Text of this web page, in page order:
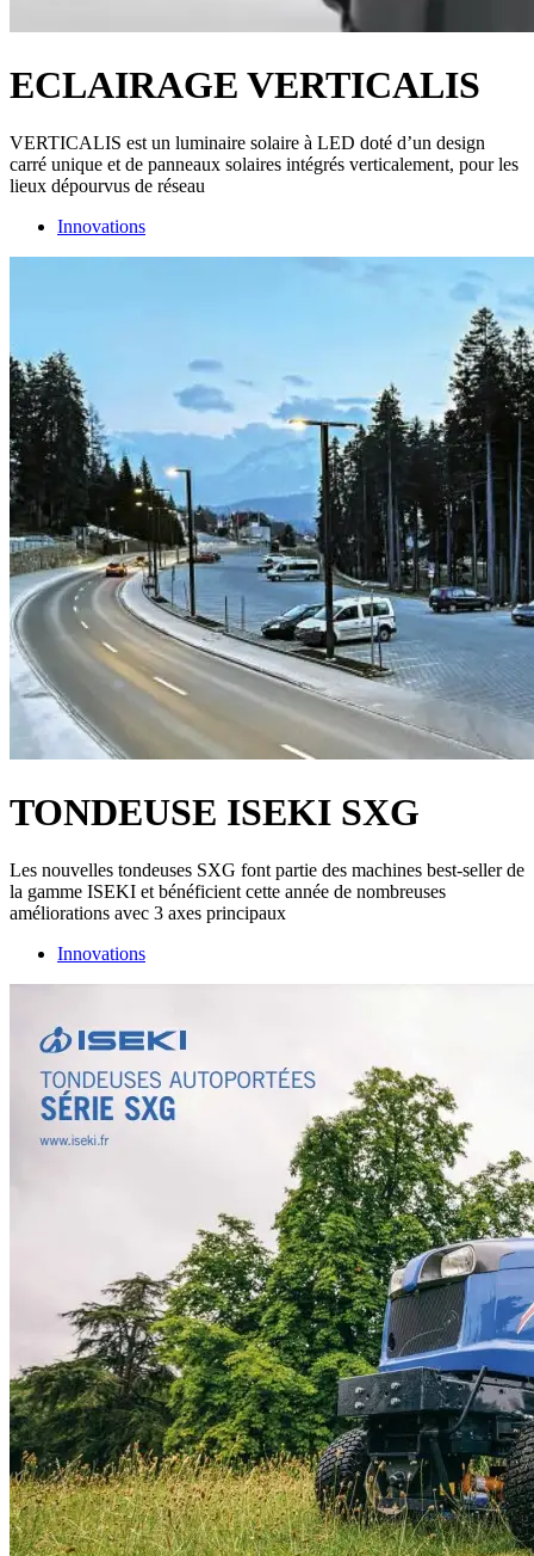
ECLAIRAGE VERTICALIS
VERTICALIS est un luminaire solaire à LED doté d’un design
carré unique et de panneaux solaires intégrés verticalement, pour les
lieux dépourvus de réseau
Innovations
TONDEUSE ISEKI SXG
Les nouvelles tondeuses SXG font partie des machines best-seller de
la gamme ISEKI et bénéficient cette année de nombreuses
améliorations avec 3 axes principaux
Innovations